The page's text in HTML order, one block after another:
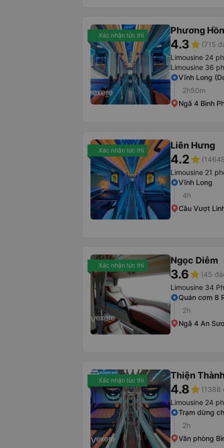
Xác nhận tức thì Phương
4.3star (715
Limousine 24
Limousine 36
Vĩnh Long
2h50m
Ngã 4 Bình
Xác nhận tức thì Liên Hưng
4.2star
Limousine 21
Vĩnh Long
4h
Cầu Vượt Linh
Xác nhận tức thì Ngọc Diễm
3.6star (45
Limousine 34
Quán cơm 8
2h
Ngã 4 An
Xác nhận tức thì Thiện
4.8star (1388
Limousine 24
Trạm dừng
2h
Văn phòng